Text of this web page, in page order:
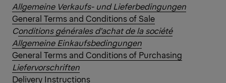
Allgemeine Verkaufs- und Lieferbedingungen
General Terms and Conditions of Sale
Conditions générales d’achat de la société
Allgemeine Einkaufsbedingungen
General Terms and Conditions of Purchasing
Liefervorschriften
Delivery Instructions